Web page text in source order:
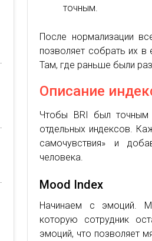
точным.
После нормализации
позволяет собрать их в
Там, где раньше были
Описание
Чтобы BRI был точным
отдельных индексов.
самочувствия» и
человека.
Mood Index
Начинаем с эмоций.
которую сотрудник
эмоций, что позволяет